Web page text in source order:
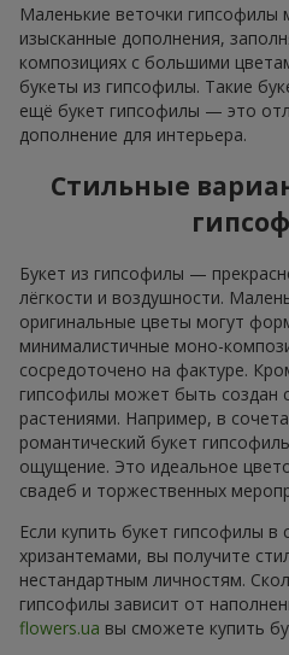
Маленькие веточки гипсофилы
изысканные дополнения,
композициях с большими
букеты из гипсофилы. Такие
ещё букет гипсофилы — это
дополнение для интерьера.
Стильные
Букет из гипсофилы —
лёгкости и воздушности.
оригинальные цветы могут
минималистичные моно-
сосредоточено на фактуре.
гипсофилы может быть создан
растениями. Например, в
романтический букет
ощущение. Это идеальное
свадеб и торжественных
Если купить букет гипсофилы в
хризантемами, вы получите
нестандартным личностям.
гипсофилы зависит от
flowers.ua вы сможете купить